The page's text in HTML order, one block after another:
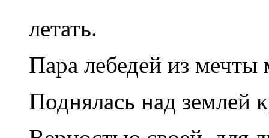
летать.
Пара лебедей из мечты
Поднялась над землей